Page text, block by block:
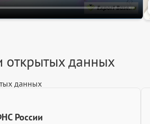
открытых данных
данных
России